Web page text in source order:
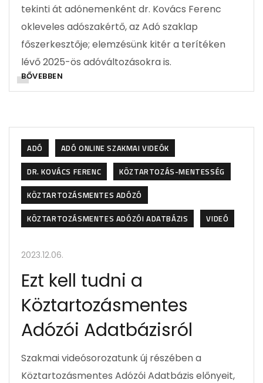
tekinti át adónemenként dr. Kovács Ferenc
okleveles adószakértő, az Adó szaklap
főszerkesztője; elemzésünk kitér a terítéken
lévő 2025-ös adóváltozásokra is.
BŐVEBBEN
ADÓ
ADÓ ONLINE SZAKMAI VIDEÓK
DR. KOVÁCS FERENC
KÖZTARTOZÁS-MENTESSÉG
KÖZTARTOZÁSMENTES ADÓZÓ
KÖZTARTOZÁSMENTES ADÓZÓI ADATBÁZIS
VIDEÓ
2023.12.06.
Ezt kell tudni a
Köztartozásmentes
Adózói Adatbázisról
Szakmai videósorozatunk új részében a
Köztartozásmentes Adózói Adatbázis előnyeit,